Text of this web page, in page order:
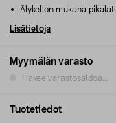
Myymälän varasto
Hakee varastosaldoa...
Älykellon mukana
Lisätietoja
Tuotetiedot